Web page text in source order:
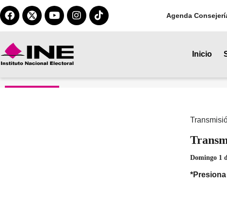
Agenda
Inicio
Domingo 1
*Presiona